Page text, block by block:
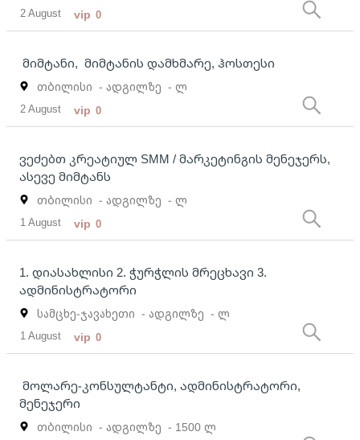
2 August vip 0
მიმტანი, მიმტანის დამხმარე, ჰოსთესი
თბილისი - ადგილზე - ლ
2 August vip 0
ვეძებთ კრეატიულ SMM / მარკეტინგის მენეჯერს,
ასევე მიმტანს
თბილისი - ადგილზე - ლ
1 August vip 0
1. დიასახლისი 2. ჭურჭლის მრეცხავი 3.
ადმინისტრატორი
სამცხე-ჯავახეთი - ადგილზე - ლ
1 August vip 0
მოლარე-კონსულტანტი, ადმინისტრატორი,
მენეჯერი
თბილისი - ადგილზე - 1500 ლ